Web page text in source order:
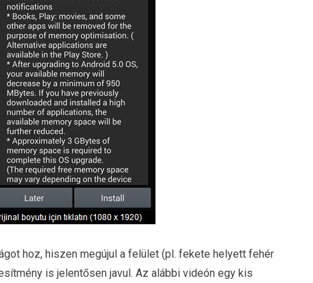
hoz, hiszen megújul a felület (pl. fekete helyett fehér
is jelentősen javul. Az alábbi videón egy kis